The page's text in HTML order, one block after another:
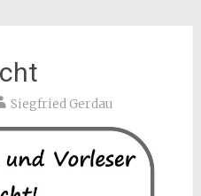
Siegfried Gerdau